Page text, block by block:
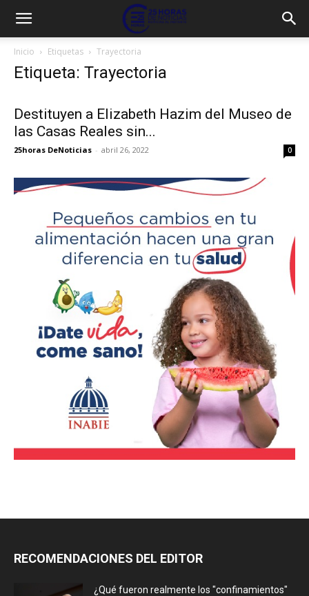
Inicio Etiquetas Trayectoria
Etiqueta: Trayectoria
Destituyen a Elizabeth Hazim del Museo de
las Casas Reales sin...
25horas DeNoticias - abril 26, 2022 0
RECOMENDACIONES DEL EDITOR
¿Qué fueron realmente los "confinamientos"